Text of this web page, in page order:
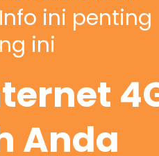
ini penting
ini
Anda